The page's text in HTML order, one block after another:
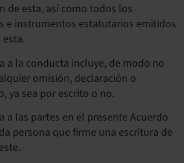
de esta, así como todos los
e instrumentos estatutarios emitidos
a la conducta incluye, de modo no
omisión, declaración o
ya sea por escrito o no.
a las partes en el presente Acuerdo
persona que firme una escritura de